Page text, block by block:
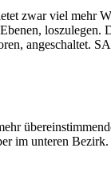
zwar viel mehr
loszulegen.
angeschaltet.
im unteren